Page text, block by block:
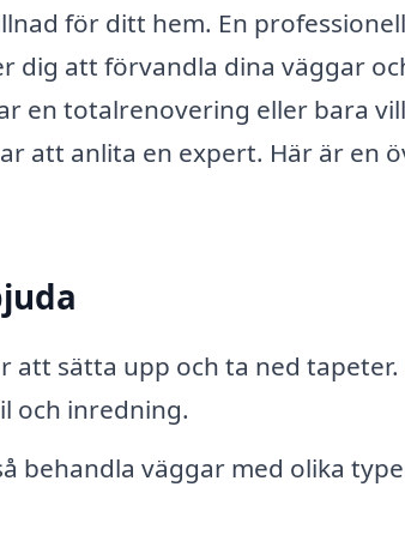
för ditt hem. En professionell
dig att förvandla dina väggar
en totalrenovering eller bara vill
att anlita en expert. Här är en
att sätta upp och ta ned tapeter.
och inredning.
behandla väggar med olika